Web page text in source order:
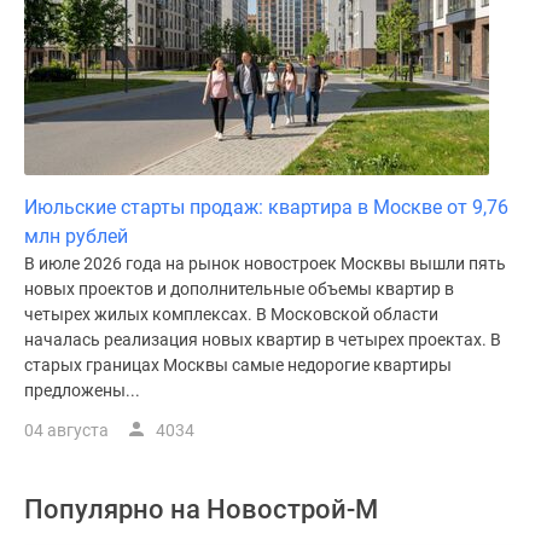
Июльские старты продаж: квартира в Москве от 9,76
млн рублей
В июле 2026 года на рынок новостроек Москвы вышли пять
новых проектов и дополнительные объемы квартир в
четырех жилых комплексах. В Московской области
началась реализация новых квартир в четырех проектах. В
старых границах Москвы самые недорогие квартиры
предложены...
04 августа 4034
Популярно на Новострой-М